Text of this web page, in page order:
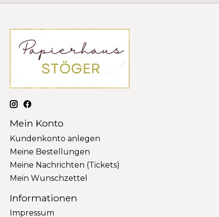
Mein Konto
Kundenkonto anlegen
Meine Bestellungen
Meine Nachrichten (Tickets)
Mein Wunschzettel
Informationen
Impressum